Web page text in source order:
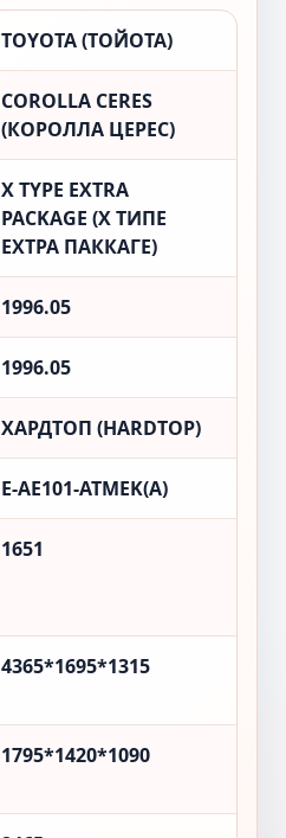
TOYOTA (ТОЙОТА)
COROLLA CERES
(КОРОЛЛА ЦЕРЕС)
X TYPE EXTRA
PACKAGE (X ТИПЕ
ЕXТРА ПАККАГЕ)
1996.05
1996.05
ХАРДТОП (HARDTOP)
E-AE101-ATMEK(A)
1651
4365*1695*1315
1795*1420*1090